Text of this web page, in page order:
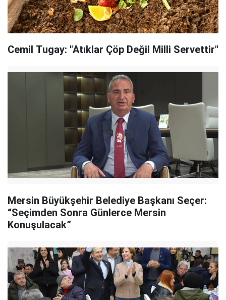
Cemil Tugay: "Atıklar Çöp Değil Milli Servettir"
Mersin Büyükşehir Belediye Başkanı Seçer:
“Seçimden Sonra Günlerce Mersin
Konuşulacak”